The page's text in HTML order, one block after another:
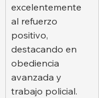
excelentemente
al refuerzo
positivo,
destacando en
obediencia
avanzada y
trabajo policial.